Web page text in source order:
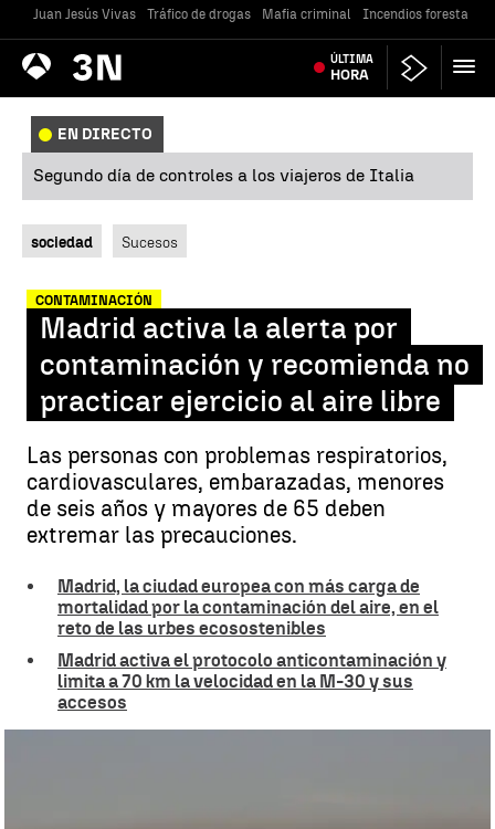
Juan Jesús Vivas Tráfico de drogas Mafia criminal Incendios forestales
Antena
3 Noticias ÚLTIMA
HORA
EN DIRECTO
Segundo día de controles a los viajeros de Italia
sociedad Sucesos
CONTAMINACIÓN
Madrid activa la alerta por
contaminación y recomienda no
practicar ejercicio al aire libre
Las personas con problemas respiratorios,
cardiovasculares, embarazadas, menores
de seis años y mayores de 65 deben
extremar las precauciones.
Madrid, la ciudad europea con más carga de
mortalidad por la contaminación del aire, en el
reto de las urbes ecosostenibles
Madrid activa el protocolo anticontaminación y
limita a 70 km la velocidad en la M-30 y sus
accesos